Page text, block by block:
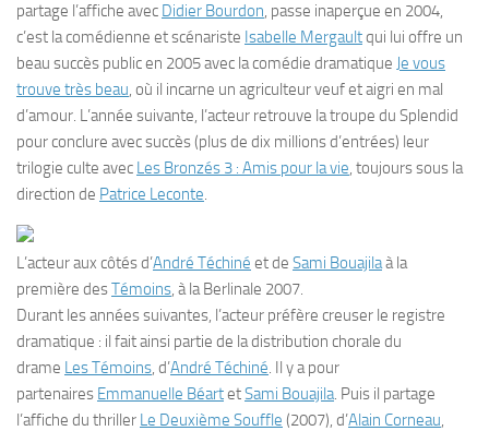
partage l’affiche avec Didier Bourdon, passe inaperçue en 2004,
c’est la comédienne et scénariste Isabelle Mergaultqui lui offre un
beau succès public en 2005 avec la comédie dramatique Je vous
trouve très beau, où il incarne un agriculteur veuf et aigri en mal
d’amour. L’année suivante, l’acteur retrouve la troupe du Splendid
pour conclure avec succès (plus de dix millions d’entrées) leur
trilogie culte avec Les Bronzés 3 : Amis pour la vie, toujours sous la
direction de Patrice Leconte.
L’acteur aux côtés d’André Téchiné et de Sami Bouajilaà la
première desTémoins, à la Berlinale 2007.
Durant les années suivantes, l’acteur préfère creuser le registre
dramatique : il fait ainsi partie de la distribution chorale du
drame Les Témoins, d’André Téchiné. Il y a pour
partenaires Emmanuelle BéartetSami Bouajila. Puis il partage
l’affiche du thriller Le Deuxième Souffle (2007), d’Alain Corneau,